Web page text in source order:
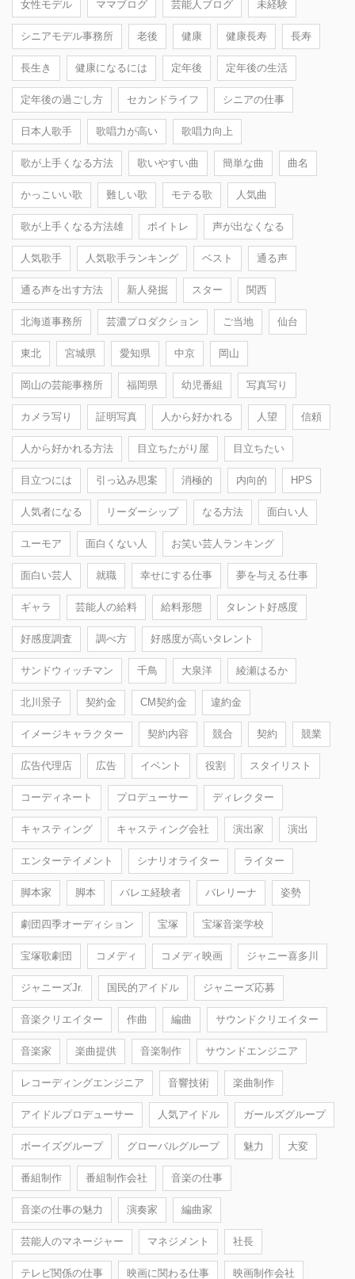
女性モデル ママブログ 芸能人ブログ 未経験
シニアモデル事務所 老後 健康 健康長寿 長寿
長生き 健康になるには 定年後 定年後の生活
定年後の過ごし方 セカンドライフ シニアの仕事
日本人歌手 歌唱力が高い 歌唱力向上
歌が上手くなる方法 歌いやすい曲 簡単な曲 曲名
かっこいい歌 難しい歌 モテる歌 人気曲
歌が上手くなる方法雄 ボイトレ 声が出なくなる
人気歌手 人気歌手ランキング ベスト 通る声
通る声を出す方法 新人発掘 スター 関西
北海道事務所 芸濃プロダクション ご当地 仙台
東北 宮城県 愛知県 中京 岡山
岡山の芸能事務所 福岡県 幼児番組 写真写り
カメラ写り 証明写真 人から好かれる 人望 信頼
人から好かれる方法 目立ちたがり屋 目立ちたい
目立つには 引っ込み思案 消極的 内向的 HPS
人気者になる リーダーシップ なる方法 面白い人
ユーモア 面白くない人 お笑い芸人ランキング
面白い芸人 就職 幸せにする仕事 夢を与える仕事
ギャラ 芸能人の給料 給料形態 タレント好感度
好感度調査 調べ方 好感度が高いタレント
サンドウィッチマン 千鳥 大泉洋 綾瀬はるか
北川景子 契約金 CM契約金 違約金
イメージキャラクター 契約内容 競合 契約 競業
広告代理店 広告 イベント 役割 スタイリスト
コーディネート プロデューサー ディレクター
キャスティング キャスティング会社 演出家 演出
エンターテイメント シナリオライター ライター
脚本家 脚本 バレエ経験者 バレリーナ 姿勢
劇団四季オーディション 宝塚 宝塚音楽学校
宝塚歌劇団 コメディ コメディ映画 ジャニー喜多川
ジャニーズJr. 国民的アイドル ジャニーズ応募
音楽クリエイター 作曲 編曲 サウンドクリエイター
音楽家 楽曲提供 音楽制作 サウンドエンジニア
レコーディングエンジニア 音響技術 楽曲制作
アイドルプロデューサー 人気アイドル ガールズグループ
ボーイズグループ グローバルグループ 魅力 大変
番組制作 番組制作会社 音楽の仕事
音楽の仕事の魅力 演奏家 編曲家
芸能人のマネージャー マネジメント 社長
テレビ関係の仕事 映画に関わる仕事 映画制作会社